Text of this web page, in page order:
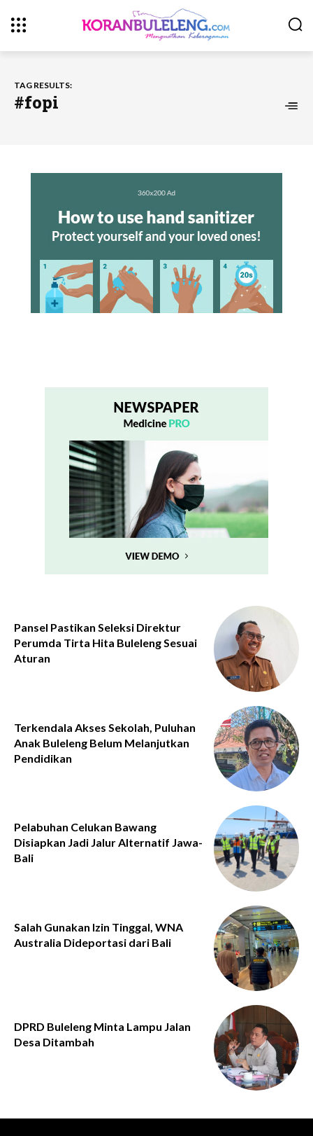
TAG RESULTS:
#fopi
Pansel Pastikan Seleksi Direktur
Perumda Tirta Hita Buleleng Sesuai
Aturan
Terkendala Akses Sekolah, Puluhan
Anak Buleleng Belum Melanjutkan
Pendidikan
Pelabuhan Celukan Bawang
Disiapkan Jadi Jalur Alternatif Jawa-
Bali
Salah Gunakan Izin Tinggal, WNA
Australia Dideportasi dari Bali
DPRD Buleleng Minta Lampu Jalan
Desa Ditambah